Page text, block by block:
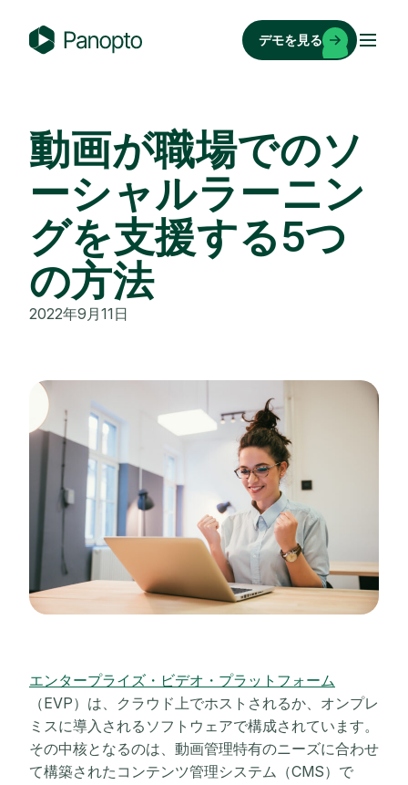
o
p
o
デモを見る
動画が職場でのソ
ーシャルラーニン
グを支援する5つ
の方法
2022年9月11日
エンタープライズ・ビデオ・プラットフォーム
（EVP）は、クラウド上でホストされるか、オンプレ
ミスに導入されるソフトウェアで構成されています。
その中核となるのは、動画管理特有のニーズに合わせ
て構築されたコンテンツ管理システム（CMS）で